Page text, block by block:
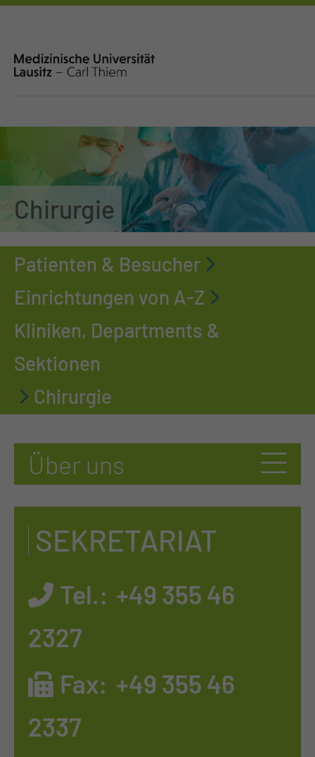
Chirurgie
Patienten & Besucher
Einrichtungen von A-Z
Kliniken, Departments &
Sektionen
Chirurgie
SEKRETARIAT
Tel.: +49 355 46
2327
Fax: +49 355 46
2337